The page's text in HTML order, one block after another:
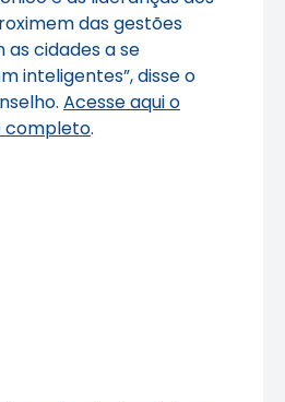
das gestões
as cidades a se
inteligentes”, disse o
Acesse aqui o
completo.